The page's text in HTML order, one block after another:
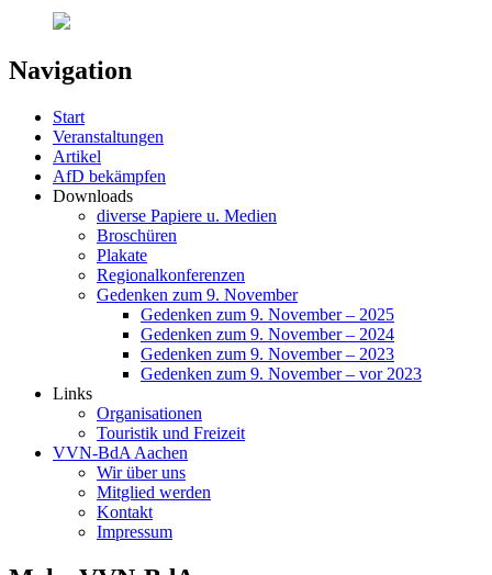
Navigation
Start
Veranstaltungen
Artikel
AfD bekämpfen
Downloads
diverse Papiere u. Medien
Broschüren
Plakate
Regionalkonferenzen
Gedenken zum 9. November
Gedenken zum 9. November – 2025
Gedenken zum 9. November – 2024
Gedenken zum 9. November – 2023
Gedenken zum 9. November – vor 2023
Links
Organisationen
Touristik und Freizeit
VVN-BdA Aachen
Wir über uns
Mitglied werden
Kontakt
Impressum